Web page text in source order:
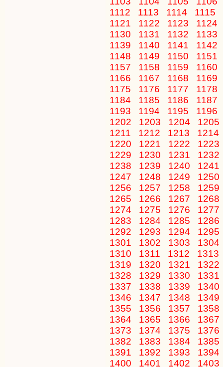
1112
1113 1114 1115
1121
1122 1123 1124
1130
1131 1132 1133
1139
1140 1141 1142
1148
1149 1150 1151
1157
1158 1159 1160
1166
1167 1168 1169
1175
1176 1177 1178
1184
1185 1186 1187
1193
1194 1195 1196
1202
1203 1204
1205
1211
1212 1213
1214
1220
1221 1222
1223
1229
1230 1231
1232
1238
1239 1240
1241
1247
1248 1249
1250
1256
1257 1258
1259
1265
1266 1267
1268
1274
1275 1276
1277
1283
1284 1285
1286
1292
1293 1294
1295
1301
1302 1303
1304
1310
1311 1312
1313
1319
1320 1321
1322
1328
1329 1330
1331
1337
1338 1339
1340
1346
1347 1348
1349
1355
1356 1357
1358
1364
1365 1366
1367
1373
1374 1375
1376
1382
1383 1384
1385
1391
1392 1393
1394
1400
1401 1402
1403